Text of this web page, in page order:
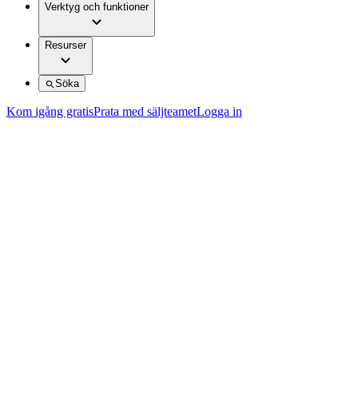
Verktyg och funktioner
Resurser
Söka
Kom igång gratisPrata med säljteametLogga in